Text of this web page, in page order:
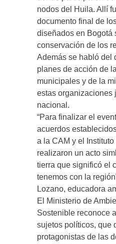
nodos del Huila. Allí
documento final de
diseñados en Bogotá
conservación de los
Además se habló del
planes de acción de
municipales y de la
estas organizaciones
nacional.
“Para finalizar el
acuerdos
a la CAM y el Instituto
realizaron un acto
tierra que significó el
tenemos con la
Lozano, educadora
El Ministerio de
Sostenible reconoce
sujetos políticos, que
protagonistas de las